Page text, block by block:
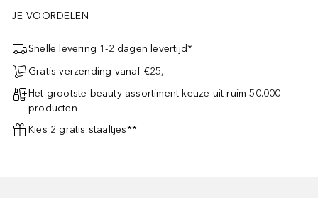
JE VOORDELEN
Snelle levering 1-2 dagen levertijd*
Gratis verzending vanaf €25,-
Het grootste beauty-assortiment keuze uit ruim 50.000
producten
Kies 2 gratis staaltjes**